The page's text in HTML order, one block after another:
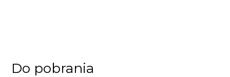
Do pobrania